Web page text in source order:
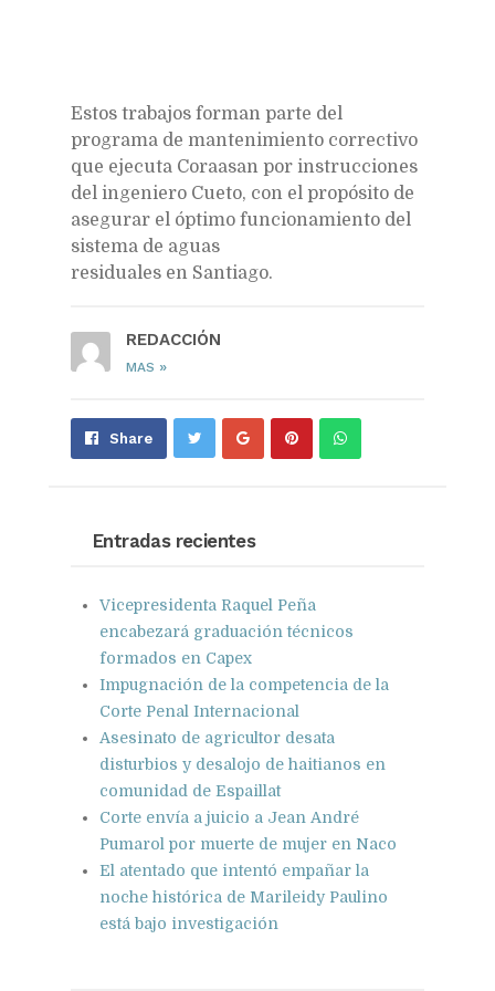
Estos trabajos forman parte del
programa de mantenimiento correctivo
que ejecuta Coraasan por instrucciones
del ingeniero Cueto, con el propósito de
asegurar el óptimo funcionamiento del
sistema de aguas
residuales en Santiago.
REDACCIÓN
MAS »
Share Share Pin Send
Entradas recientes
Vicepresidenta Raquel Peña
encabezará graduación técnicos
formados en Capex
Impugnación de la competencia de la
Corte Penal Internacional
Asesinato de agricultor desata
disturbios y desalojo de haitianos en
comunidad de Espaillat
Corte envía a juicio a Jean André
Pumarol por muerte de mujer en Naco
El atentado que intentó empañar la
noche histórica de Marileidy Paulino
está bajo investigación